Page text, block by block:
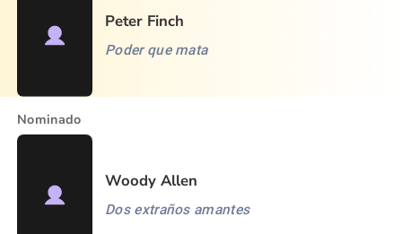
Peter Finch
Poder que mata
Nominado
Woody Allen
Dos extraños amantes